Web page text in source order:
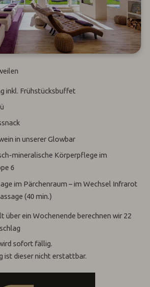
inkl. Frühstücksbuffet
in unserer Glowbar
mineralische Körperpflege im
6
im Pärchenraum – im Wechsel Infrarot
(40 min.)
über ein Wochenende berechnen wir 22
sofort fällig.
ist dieser nicht erstattbar.